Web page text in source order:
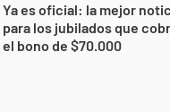
Ya es oficial: la mejor
para los jubilados que
el bono de $70.000